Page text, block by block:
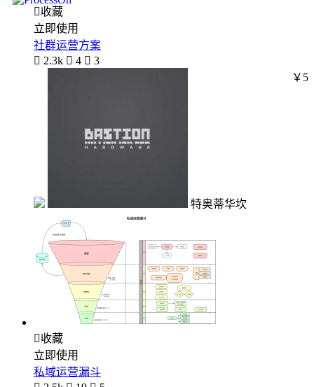
收藏
立即使用
社群运营方案
 2.3k  4  3
特奥蒂华坎
￥5
收藏
立即使用
私域运营漏斗